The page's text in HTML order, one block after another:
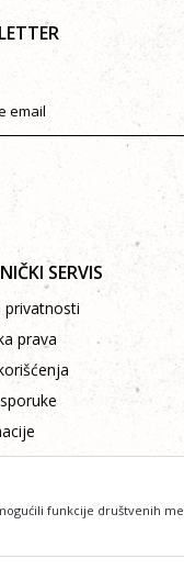
SERVIS
privatnosti
prava
platnim karticama
funkcije društvenih